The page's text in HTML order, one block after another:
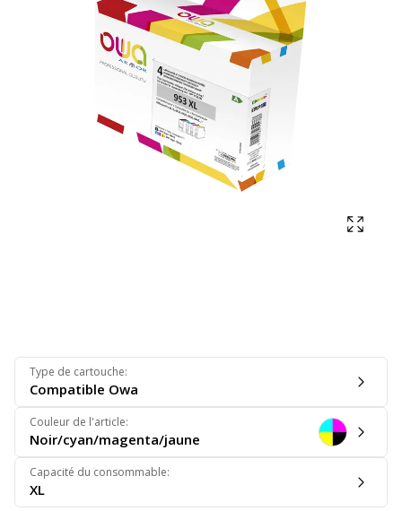
Type de cartouche:
Compatible Owa
Couleur de l'article:
Noir/cyan/magenta/jaune
Capacité du consommable:
XL